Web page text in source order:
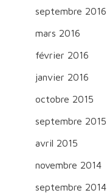
septembre 2016
mars 2016
février 2016
janvier 2016
octobre 2015
septembre 2015
avril 2015
novembre 2014
septembre 2014